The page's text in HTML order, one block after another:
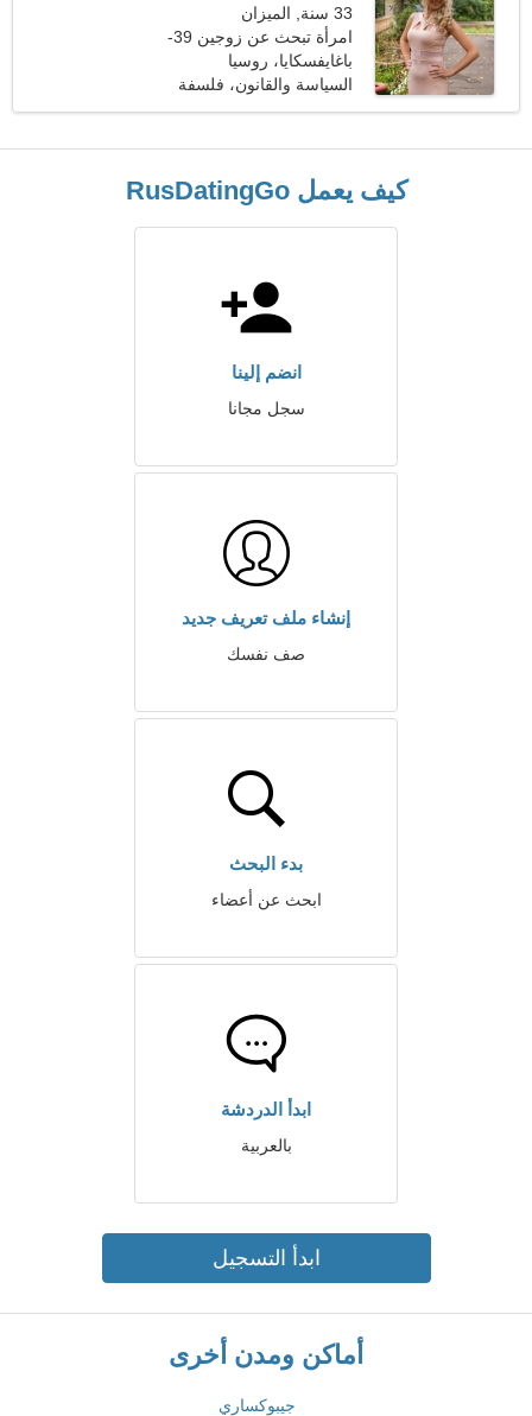
33 سنة, الميزان
امرأة تبحث عن زوجين 39-
43
باغايفسكايا، روسيا
السياسة والقانون، فلسفة
كيف يعمل RusDatingGo
انضم إلينا
سجل مجانا
إنشاء ملف تعريف جديد
صف نفسك
بدء البحث
ابحث عن أعضاء
ابدأ الدردشة
بالعربية
ابدأ التسجيل
أماكن ومدن أخرى
جيبوكساري